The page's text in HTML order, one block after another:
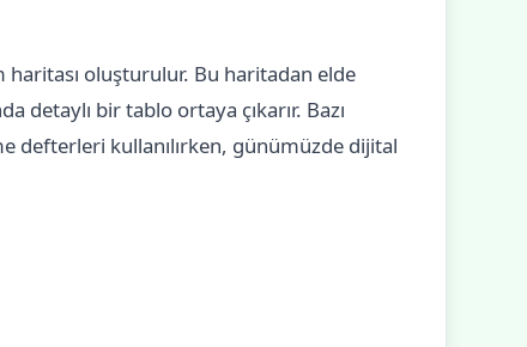
haritası oluşturulur. Bu haritadan elde
detaylı bir tablo ortaya çıkarır. Bazı
defterleri kullanılırken, günümüzde dijital